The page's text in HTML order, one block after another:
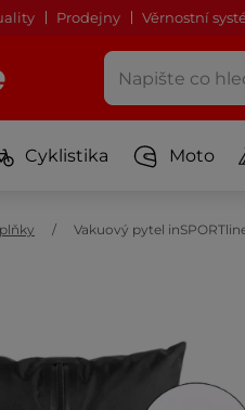
Prodejny Věrnostní
Cyklistika Moto
Vakuový pytel